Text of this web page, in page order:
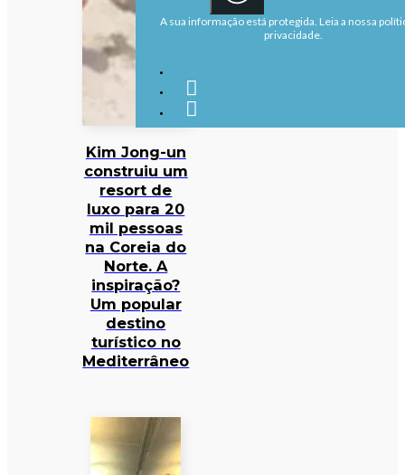
Kim Jong-un
construiu um
resort de
luxo para 20
mil pessoas
na Coreia do
Norte. A
inspiração?
Um popular
destino
turístico no
Mediterrâneo
A sua informação está protegida. Leia a nossa
privacidade.